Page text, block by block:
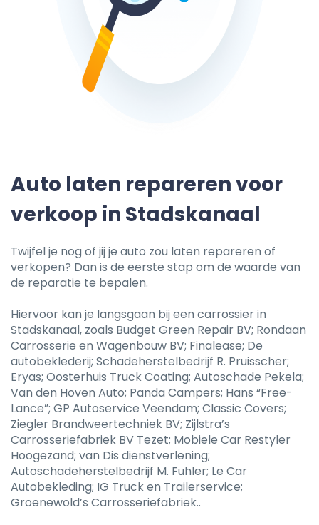
Auto laten repareren voor
verkoop in Stadskanaal
Twijfel je nog of jij je auto zou laten repareren of
verkopen? Dan is de eerste stap om de waarde van
de reparatie te bepalen.
Hiervoor kan je langsgaan bij een carrossier in
Stadskanaal, zoals Budget Green Repair BV; Rondaan
Carrosserie en Wagenbouw BV; Finalease; De
autobeklederij; Schadeherstelbedrijf R. Pruisscher;
Eryas; Oosterhuis Truck Coating; Autoschade Pekela;
Van den Hoven Auto; Panda Campers; Hans “Free-
Lance”; GP Autoservice Veendam; Classic Covers;
Ziegler Brandweertechniek BV; Zijlstra’s
Carrosseriefabriek BV Tezet; Mobiele Car Restyler
Hoogezand; van Dis dienstverlening;
Autoschadeherstelbedrijf M. Fuhler; Le Car
Autobekleding; IG Truck en Trailerservice;
Groenewold’s Carrosseriefabriek..